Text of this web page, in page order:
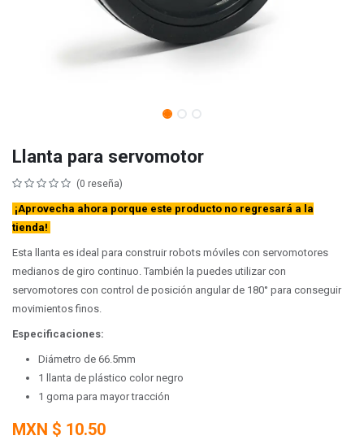
Llanta para servomotor
(0 reseña)
¡Aprovecha ahora porque este producto no regresará a la
tienda!
Esta llanta es ideal para construir robots móviles con servomotores
medianos de giro continuo. También la puedes utilizar con
servomotores con control de posición angular de 180° para conseguir
movimientos finos.
Especificaciones:
Diámetro de 66.5mm
1 llanta de plástico color negro
1 goma para mayor tracción
MXN $ 10.50